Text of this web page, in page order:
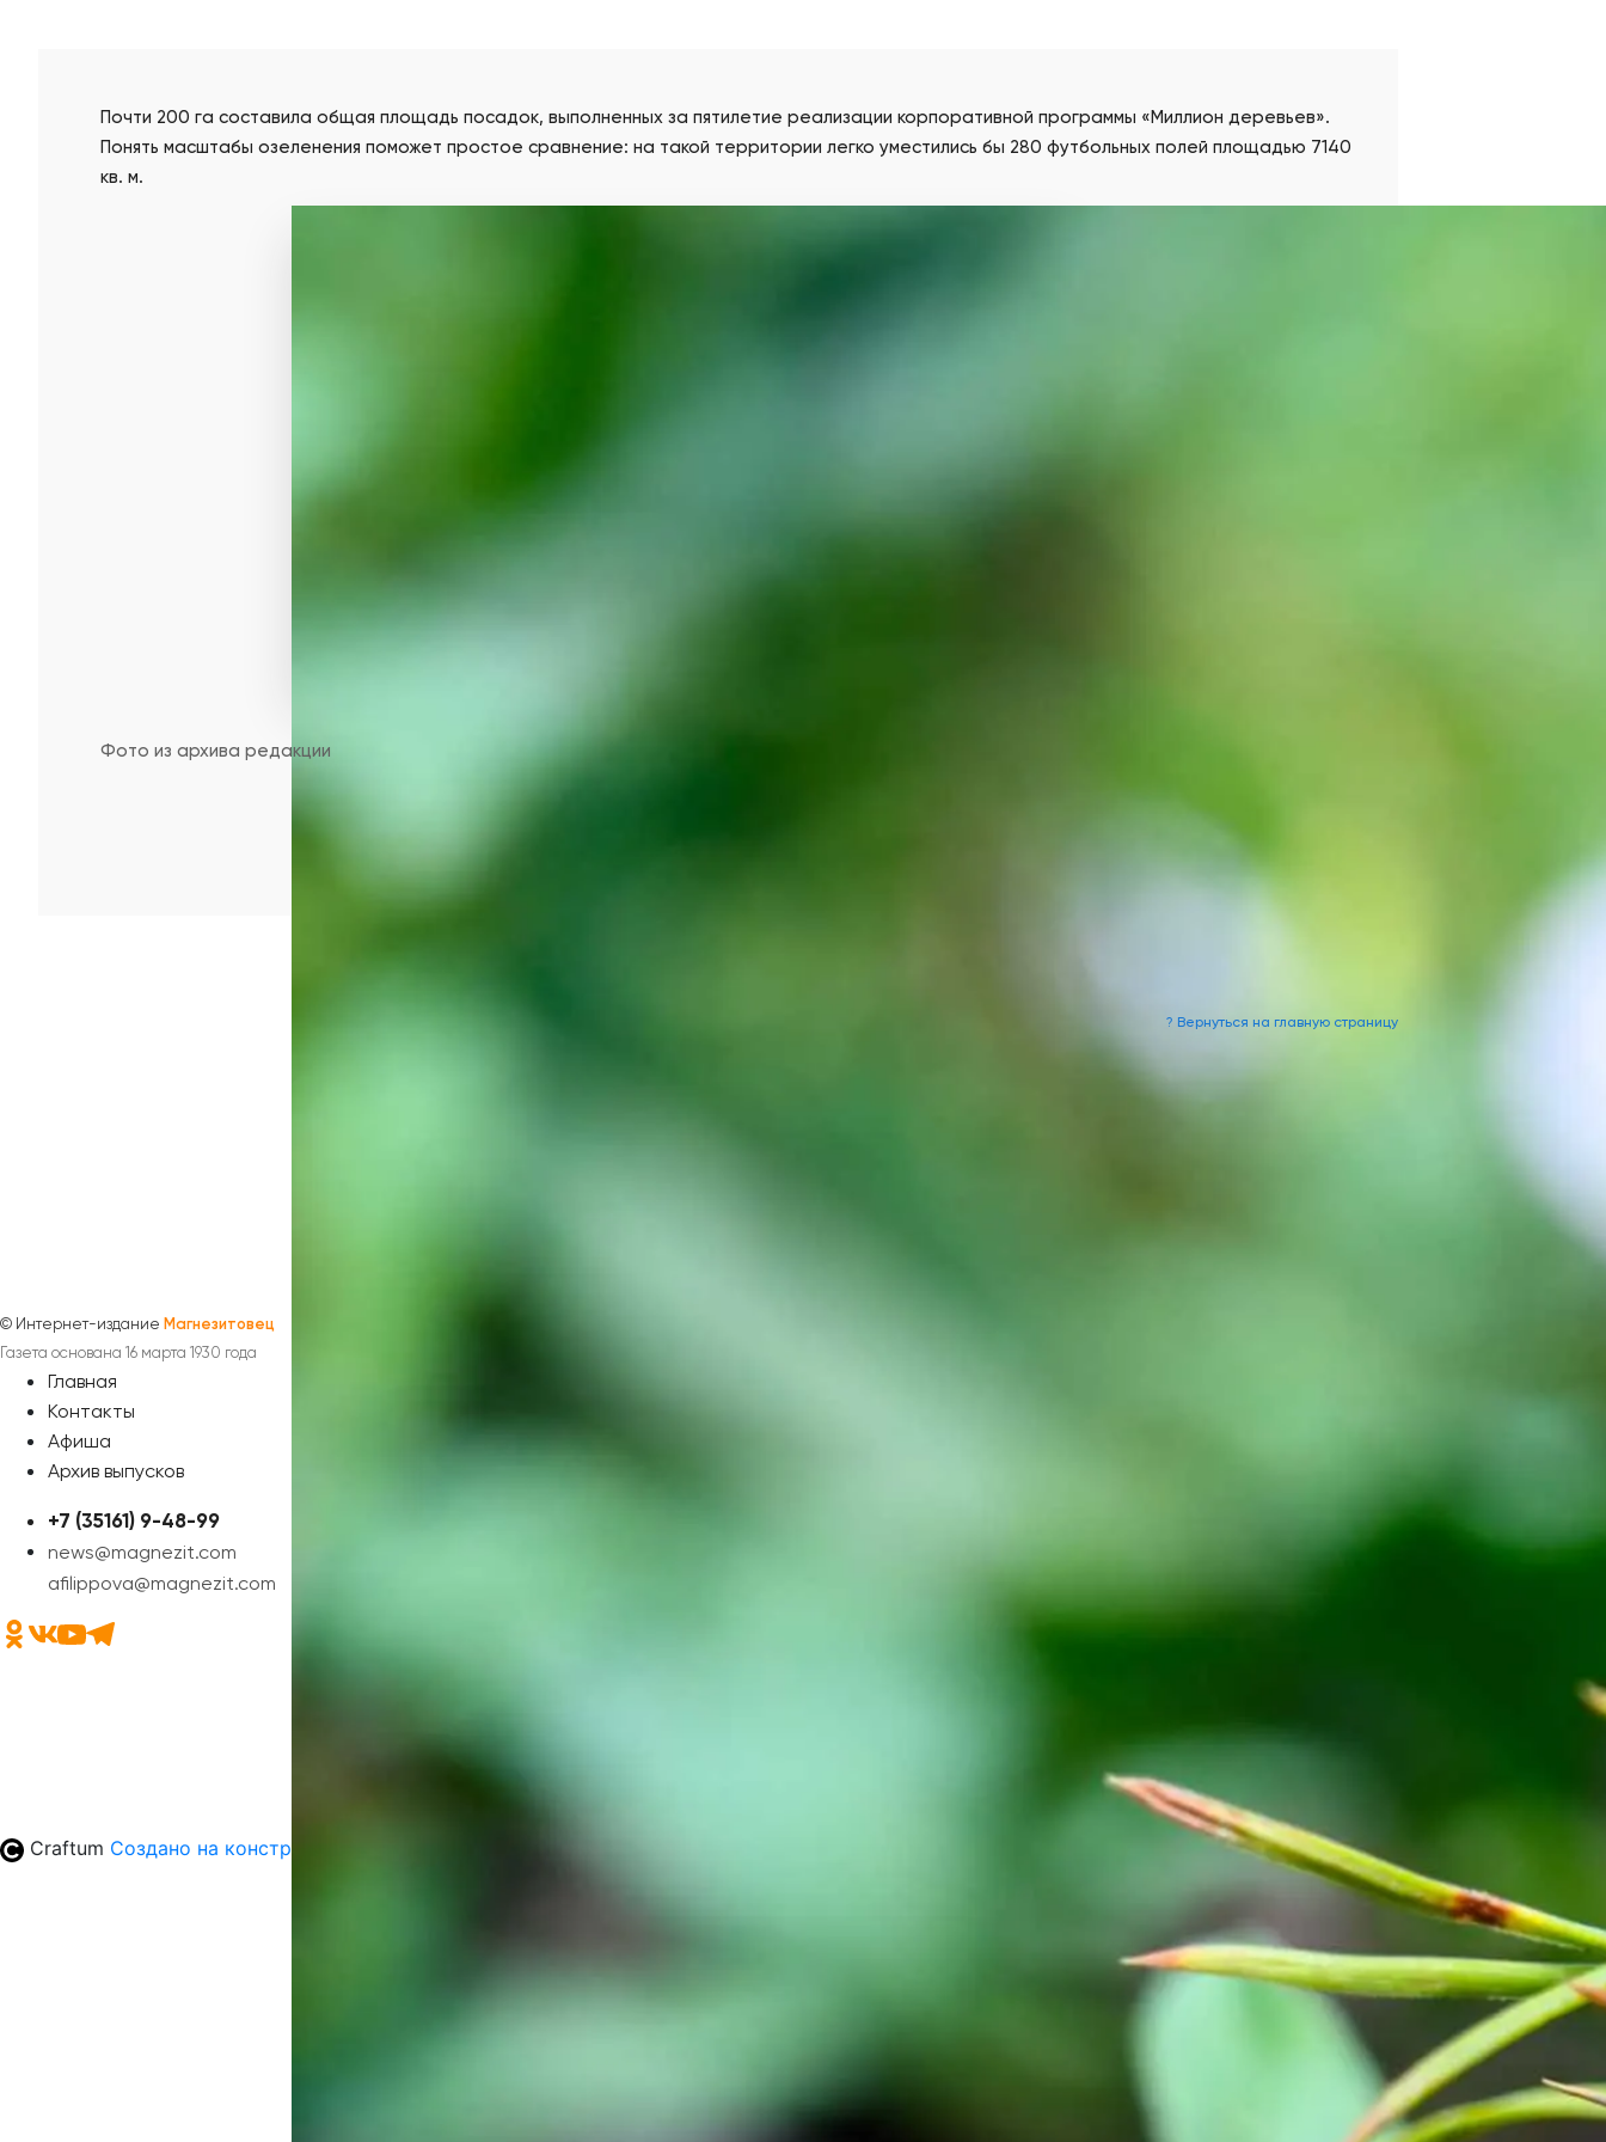
Фото из архива редакции
? Вернуться на главную страницу
Почти 200 га составила общая площадь посадок, выполненных за пятилетие реализации корпоративной программы «Миллион деревьев».
Понять масштабы озеленения поможет простое сравнение: на такой территории легко уместились бы 280 футбольных полей площадью 7140
кв. м.
© Интернет-издание Магнезитовец
Газета основана 16 марта 1930 года
Главная
Контакты
Афиша
Архив выпусков
+7 (35161) 9-48-99
news@magnezit.com
afilippova@magnezit.com
Craftum Создано на конструкторе сайтов